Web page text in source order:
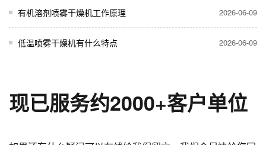
有机溶剂喷雾干燥机工作原理 2026-06-09
低温喷雾干燥机有什么特点 2026-06-09
现已服务约2000+客户单位